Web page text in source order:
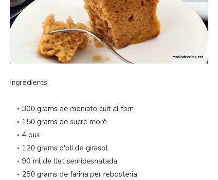
Ingredients:
300 grams de moniato cuit al forn
150 grams de sucre morè
4 ous
120 grams d'oli de girasol
90 ml de llet semidesnatada
280 grams de farina per rebosteria